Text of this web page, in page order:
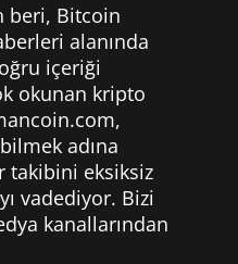
beri, Bitcoin
alanında
içeriği
okunan kripto
adına
takibini eksiksiz
vadediyor. Bizi
kanallarından